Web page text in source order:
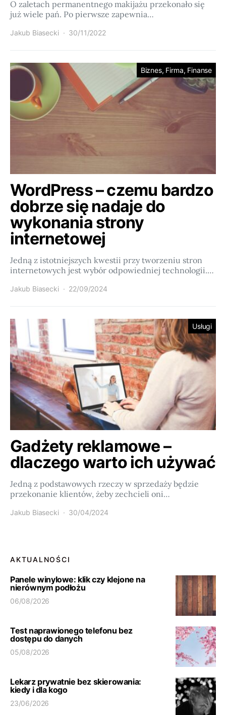
O zaletach permanentnego makijażu przekonało się
już wiele pań. Po pierwsze zapewnia…
Jakub Biasecki 30/11/2022
Biznes, Firma, Finanse
WordPress – czemu bardzo
dobrze się nadaje do
wykonania strony
internetowej
Jedną z istotniejszych kwestii przy tworzeniu stron
internetowych jest wybór odpowiedniej technologii.…
Jakub Biasecki 22/09/2024
Usługi
Gadżety reklamowe –
dlaczego warto ich używać
Jedną z podstawowych rzeczy w sprzedaży będzie
przekonanie klientów, żeby zechcieli oni…
Jakub Biasecki 30/04/2024
AKTUALNOŚCI
Panele winylowe: klik czy klejone na
nierównym podłożu
06/08/2026
Test naprawionego telefonu bez
dostępu do danych
05/08/2026
Lekarz prywatnie bez skierowania:
kiedy i dla kogo
23/06/2026